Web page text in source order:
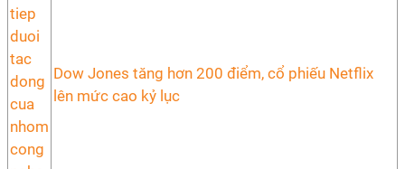
Dow Jones tăng hơn 200 điểm, cổ phiếu Netflix
lên mức cao kỷ lục